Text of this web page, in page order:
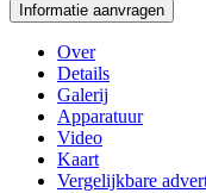
Informatie aanvragen
Over
Details
Galerij
Apparatuur
Video
Kaart
Vergelijkbare